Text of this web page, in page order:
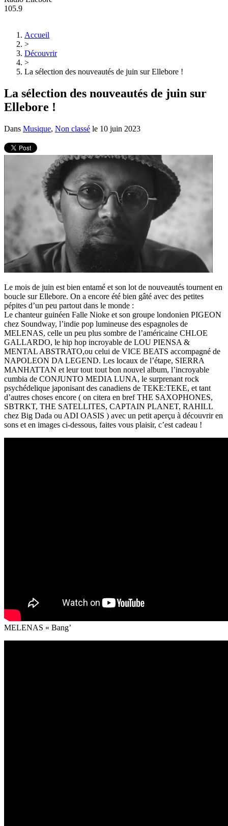
105.9
Accueil
>
Découvrir
>
La sélection des nouveautés de juin sur Ellebore !
La sélection des nouveautés de juin sur
Ellebore !
Dans Musique, Non classé le 10 juin 2023
Le mois de juin est bien entamé et son lot de nouveautés tournent en
boucle sur Ellebore. On a encore été bien gâté avec des petites
pépites d’un peu partout dans le monde :
Le chanteur guinéen Falle Nioke et son groupe londonien PIGEON
chez Soundway, l’indie pop lumineuse des espagnoles de
MELENAS, celle un peu plus sombre de l’américaine CHLOE
GALLARDO, le hip hop incroyable de LOU PIENSA &
MENTAL ABSTRATO,ou celui de VICE BEATS accompagné de
NAPOLEON DA LEGEND. Les locaux de l’étape, SIERRA
MANHATTAN et leur tout tout bon nouvel album, l’incroyable
cumbia de CONJUNTO MEDIA LUNA, le surprenant rock
psychédelique japonisant des canadiens de TEKE:TEKE, et tant
d’autres choses encore ( on citera en bref THE SAXOPHONES,
SBTRKT, THE SATELLITES, CAPTAIN PLANET, RAHILL
chez Big Dada ou ADI OASIS ) avec un petit aperçu à découvrir en
sons et en images ci-dessous, faites vous plaisir, c’est cadeau !
MELENAS « Bang’